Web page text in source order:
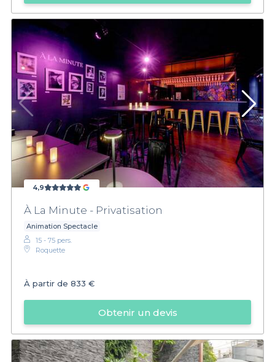
4,9
À La Minute - Privatisation
Animation Spectacle
15 - 75 pers.
Roquette
À partir de 833 €
Obtenir un devis